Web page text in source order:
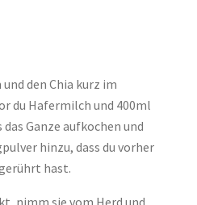
den Chia kurz im
du Hafermilch und 400ml
Ganze aufkochen und
hinzu, dass du vorher
hast.
nimm sie vom Herd und